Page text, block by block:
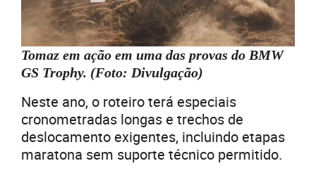
Tomaz em ação em uma das provas do BMW
GS Trophy. (Foto: Divulgação)
Neste ano, o roteiro terá especiais
cronometradas longas e trechos de
deslocamento exigentes, incluindo etapas
maratona sem suporte técnico permitido.